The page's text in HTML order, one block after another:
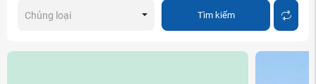
Chủng loại Tìm kiếm